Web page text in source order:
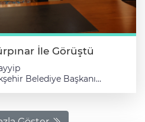
İle Görüştü
Belediye Başkanı
Büyükşehir Belediye Başkanı